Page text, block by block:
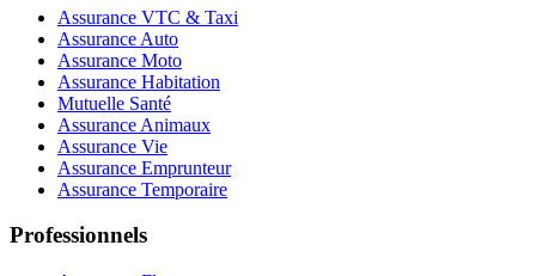
Assurance VTC & Taxi
Assurance Auto
Assurance Moto
Assurance Habitation
Mutuelle Santé
Assurance Animaux
Assurance Vie
Assurance Emprunteur
Assurance Temporaire
Professionnels